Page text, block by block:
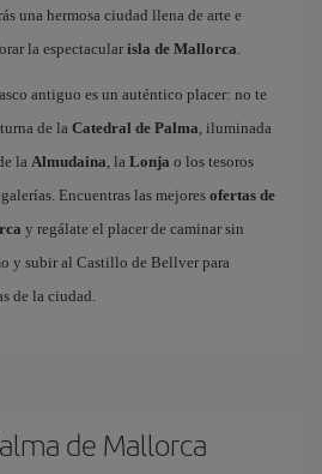
una hermosa ciudad llena de arte e
la espectacular isla de Mallorca.
antiguo es un auténtico placer: no te
de la Catedral de Palma, iluminada
la Almudaina, la Lonja o los tesoros
Encuentras las mejores ofertas de
y regálate el placer de caminar sin
y subir al Castillo de Bellver para
de la ciudad.
de Mallorca